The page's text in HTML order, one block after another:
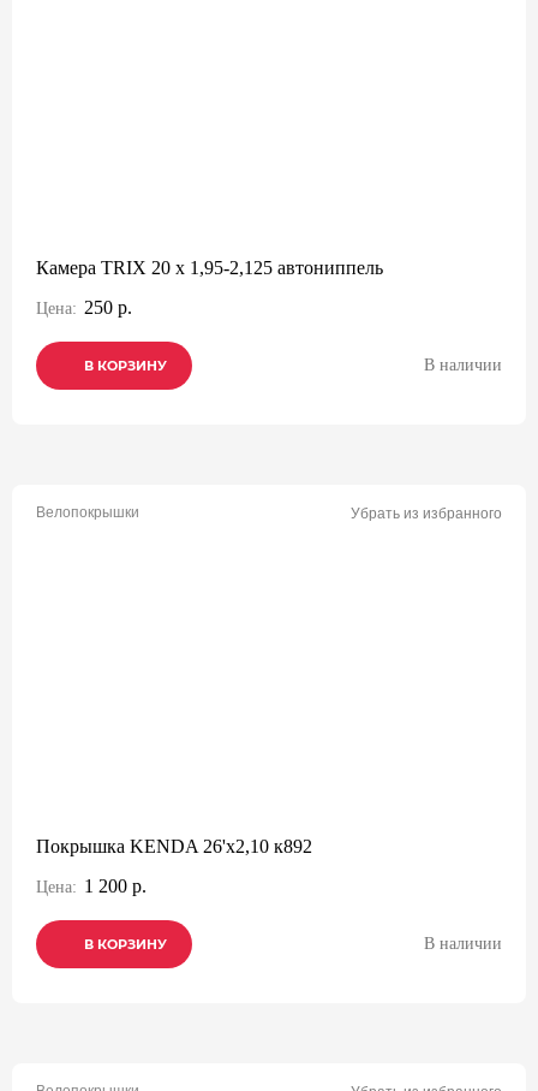
Камера TRIX 20 x 1,95-2,125 автониппель
Цена: 250 р.
В КОРЗИНУ
В КОРЗИНУ
В КОРЗИНУ В наличии
Велопокрышки Убрать из избранного
Покрышка KENDA 26'х2,10 к892
Цена: 1 200 р.
В КОРЗИНУ
В КОРЗИНУ
В КОРЗИНУ В наличии